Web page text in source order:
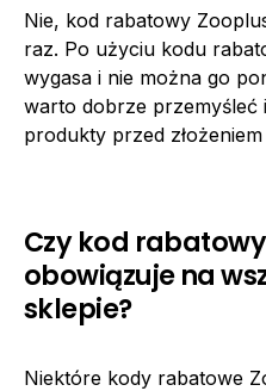
Nie, kod rabatowy
raz. Po użyciu kodu
wygasa i nie można go
warto dobrze przemyśleć
produkty przed
Czy kod
obowiązuje na
sklepie?
Niektóre kody rabatowe